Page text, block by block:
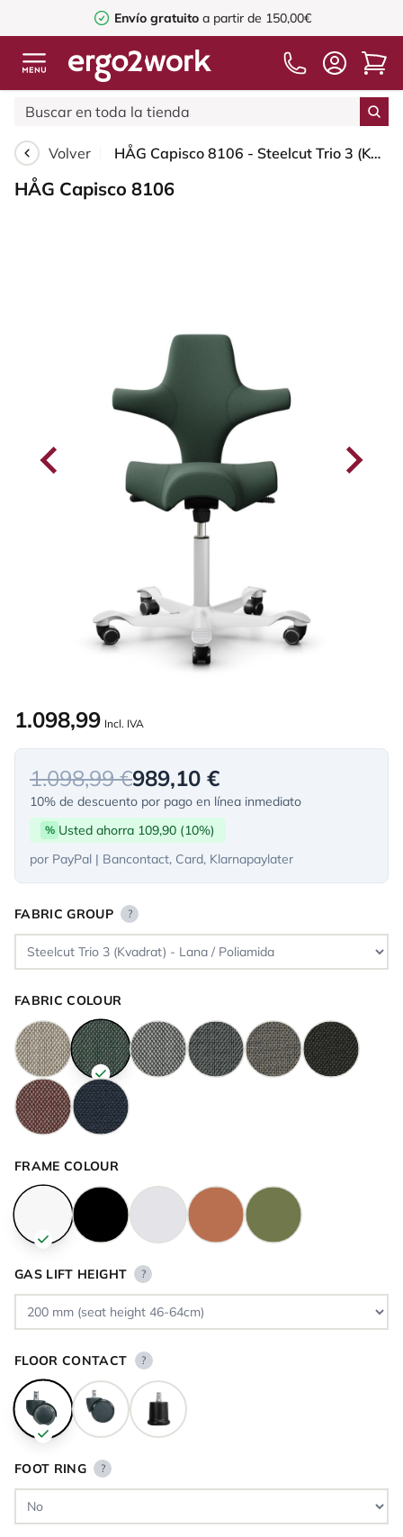
Envío gratuito a partir de 150,00€
Volver HÅG Capisco 8106 - Steelcut Trio 3 (Kvadrat) - Lana / Poliamida - STT966 Brown grey - White - 200 mm (seat height 46-64cm) - Soft castors for hard floors
HÅG Capisco 8106
1.098,99 Incl. IVA
1.098,99 €989,10 €
10% de descuento por pago en línea inmediato
% Usted ahorra 109,90 (10%)
por PayPal | Bancontact, Card, Klarnapaylater
FABRIC GROUP ?
FABRIC COLOUR
FRAME COLOUR
GAS LIFT HEIGHT ?
FLOOR CONTACT ?
FOOT RING ?